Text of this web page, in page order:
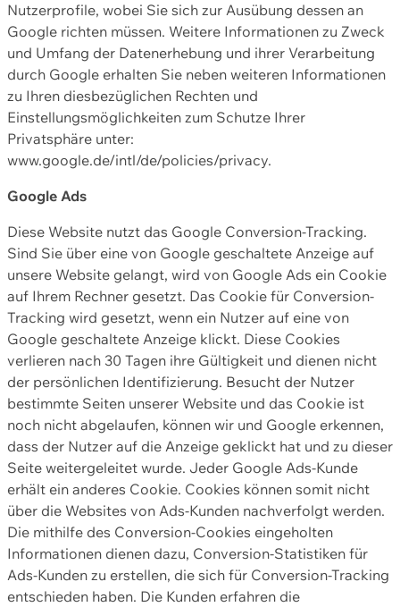
Nutzerprofile, wobei Sie sich zur Ausübung dessen an
Google richten müssen. Weitere Informationen zu Zweck
und Umfang der Datenerhebung und ihrer Verarbeitung
durch Google erhalten Sie neben weiteren Informationen
zu Ihren diesbezüglichen Rechten und
Einstellungsmöglichkeiten zum Schutze Ihrer
Privatsphäre unter:
www.google.de/intl/de/policies/privacy.
Google Ads
Diese Website nutzt das Google Conversion-Tracking.
Sind Sie über eine von Google geschaltete Anzeige auf
unsere Website gelangt, wird von Google Ads ein Cookie
auf Ihrem Rechner gesetzt. Das Cookie für Conversion-
Tracking wird gesetzt, wenn ein Nutzer auf eine von
Google geschaltete Anzeige klickt. Diese Cookies
verlieren nach 30 Tagen ihre Gültigkeit und dienen nicht
der persönlichen Identifizierung. Besucht der Nutzer
bestimmte Seiten unserer Website und das Cookie ist
noch nicht abgelaufen, können wir und Google erkennen,
dass der Nutzer auf die Anzeige geklickt hat und zu dieser
Seite weitergeleitet wurde. Jeder Google Ads-Kunde
erhält ein anderes Cookie. Cookies können somit nicht
über die Websites von Ads-Kunden nachverfolgt werden.
Die mithilfe des Conversion-Cookies eingeholten
Informationen dienen dazu, Conversion-Statistiken für
Ads-Kunden zu erstellen, die sich für Conversion-Tracking
entschieden haben. Die Kunden erfahren die